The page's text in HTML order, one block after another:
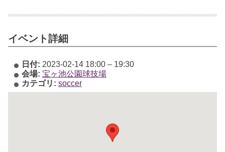
イベント詳細
日付: 2023-02-14 18:00– 19:30
会場: 宝ヶ池公園球技場
カテゴリ: soccer